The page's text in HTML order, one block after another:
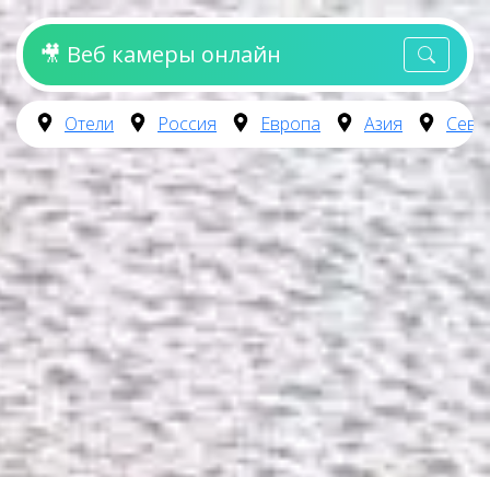
🎥 Веб камеры онлайн
Отели Россия Европа Азия